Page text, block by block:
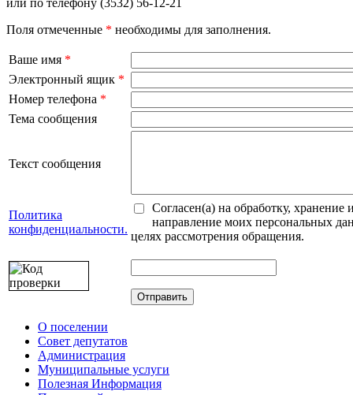
или по телефону (3532) 56-12-21
Поля отмеченные * необходимы для заполнения.
Ваше имя *
Электронный ящик *
Номер телефона *
Тема сообщения
Текст сообщения
Политика
конфиденциальности.
Согласен(а) на обработку, хранение
направление моих персональных
целях рассмотрения обращения.
О поселении
Cовет депутатов
Администрация
Муниципальные услуги
Полезная Информация